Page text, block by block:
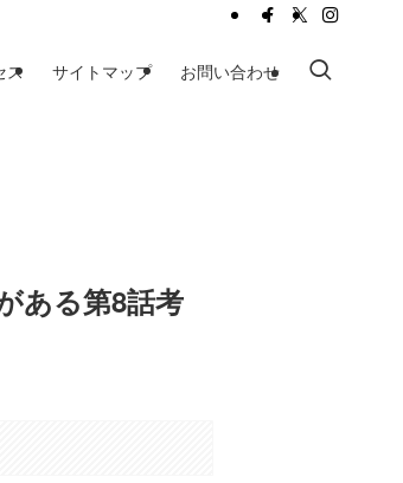
ス サイトマップ お問い合わせ
ある第8話考